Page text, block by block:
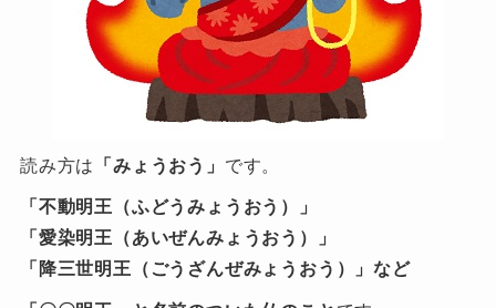
読み方は 「みょうおう」 です。
「不動明王（ふどうみょうおう）」
「愛染明王（あいぜんみょうおう）」
「降三世明王（ごうざんぜみょうおう）」など